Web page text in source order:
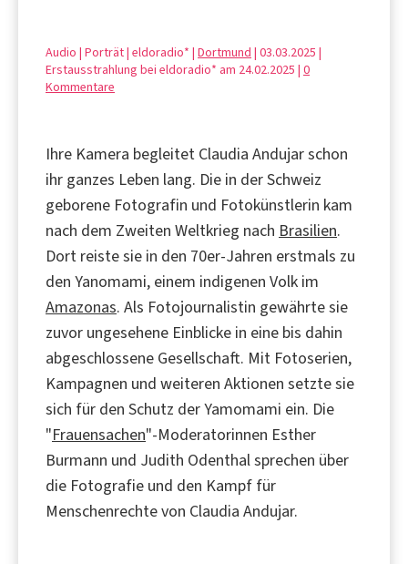
Audio | Porträt | eldoradio* | Dortmund | 03.03.2025 |
Erstausstrahlung bei eldoradio* am 24.02.2025 | 0
Kommentare
Ihre Kamera begleitet Claudia Andujar schon
ihr ganzes Leben lang. Die in der Schweiz
geborene Fotografin und Fotokünstlerin kam
nach dem Zweiten Weltkrieg nach Brasilien.
Dort reiste sie in den 70er-Jahren erstmals zu
den Yanomami, einem indigenen Volk im
Amazonas. Als Fotojournalistin gewährte sie
zuvor ungesehene Einblicke in eine bis dahin
abgeschlossene Gesellschaft. Mit Fotoserien,
Kampagnen und weiteren Aktionen setzte sie
sich für den Schutz der Yamomami ein. Die
"Frauensachen"-Moderatorinnen Esther
Burmann und Judith Odenthal sprechen über
die Fotografie und den Kampf für
Menschenrechte von Claudia Andujar.